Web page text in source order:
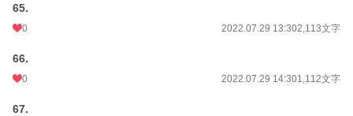
65.
0 2022.07.29 13:302,113文字
66.
0 2022.07.29 14:301,112文字
67.